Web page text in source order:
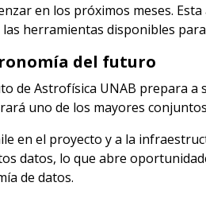
en los próximos meses.
herramientas disponibles
del futuro
de Astrofísica UNAB prepara
uno de los mayores
en el proyecto y a la
datos, lo que abre
de datos.